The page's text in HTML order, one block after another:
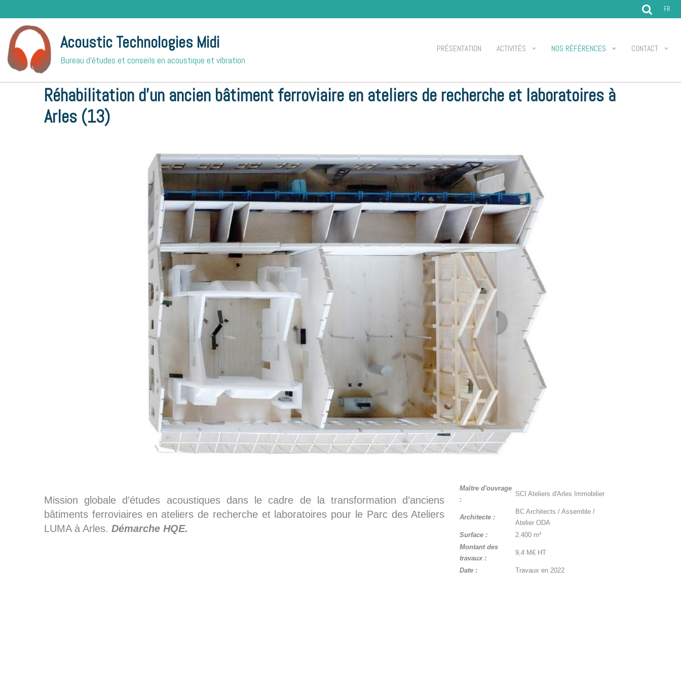
Acoustic Technologies Midi
Bureau d'études et conseils en acoustique et vibration
PRÉSENTATION ACTIVITÉS NOS RÉFÉRENCES CONTACT
FR
Accueil
Réhabilitation d'un ancien bâtiment ferroviaire en ateliers de recherche et laboratoires à
Arles (13)
Mission globale d’études acoustiques dans le cadre de la transformation d’anciens
bâtiments ferroviaires en ateliers de recherche et laboratoires pour le Parc des Ateliers
LUMA à Arles. Démarche HQE.
Maître d'ouvrage
:
SCI Ateliers d'Arles Immobilier
Architecte :
BC Architects / Assemble /
Atelier ODA
Surface :
2.400 m²
Montant des
travaux :
9,4 M€ HT
Date : Travaux en 2022